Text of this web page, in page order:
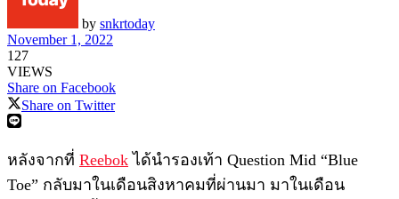
by snkrtoday
November 1, 2022
127
VIEWS
Share on Facebook
Share on Twitter
หลังจากที่ Reebok ได้นำรองเท้า Question Mid “Blue
Toe” กลับมาในเดือนสิงหาคมที่ผ่านมา มาในเดือน